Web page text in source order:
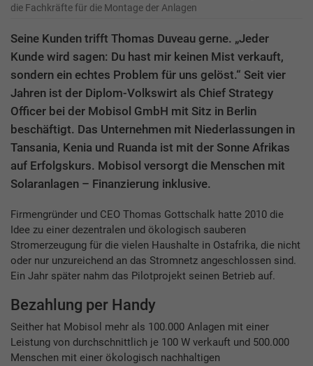
die Fachkräfte für die Montage der Anlagen
Seine Kunden trifft Thomas Duveau gerne. „Jeder
Kunde wird sagen: Du hast mir keinen Mist verkauft,
sondern ein echtes Problem für uns gelöst.“ Seit vier
Jahren ist der Diplom-Volkswirt als Chief Strategy
Officer bei der Mobisol GmbH mit Sitz in Berlin
beschäftigt. Das Unternehmen mit Niederlassungen in
Tansania, Kenia und Ruanda ist mit der Sonne Afrikas
auf Erfolgskurs. Mobisol versorgt die Menschen mit
Solaranlagen – Finanzierung inklusive.
Firmengründer und CEO Thomas Gottschalk hatte 2010 die
Idee zu einer dezentralen und ökologisch sauberen
Stromerzeugung für die vielen Haushalte in Ostafrika, die nicht
oder nur unzureichend an das Stromnetz angeschlossen sind.
Ein Jahr später nahm das Pilotprojekt seinen Betrieb auf.
Bezahlung per Handy
Seither hat Mobisol mehr als 100.000 Anlagen mit einer
Leistung von durchschnittlich je 100 W verkauft und 500.000
Menschen mit einer ökologisch nachhaltigen